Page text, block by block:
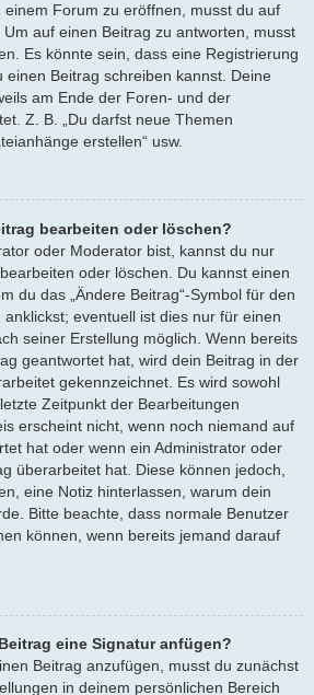
Forum zu eröffnen, musst du auf
Um auf einen Beitrag zu antworten, musst
Es könnte sein, dass eine Registrierung
einen Beitrag schreiben kannst. Deine
am Ende der Foren- und der
Z. B. „Du darfst neue Themen
erstellen“ usw.
bearbeiten oder löschen?
oder Moderator bist, kannst du nur
oder löschen. Du kannst einen
du das „Ändere Beitrag“-Symbol für den
eventuell ist dies nur für einen
seiner Erstellung möglich. Wenn bereits
geantwortet hat, wird dein Beitrag in der
gekennzeichnet. Es wird sowohl
Zeitpunkt der Bearbeitungen
erscheint nicht, wenn noch niemand auf
hat oder wenn ein Administrator oder
überarbeitet hat. Diese können jedoch,
eine Notiz hinterlassen, warum dein
Bitte beachte, dass normale Benutzer
können, wenn bereits jemand darauf
eine Signatur anfügen?
Beitrag anzufügen, musst du zunächst
in deinem persönlichen Bereich